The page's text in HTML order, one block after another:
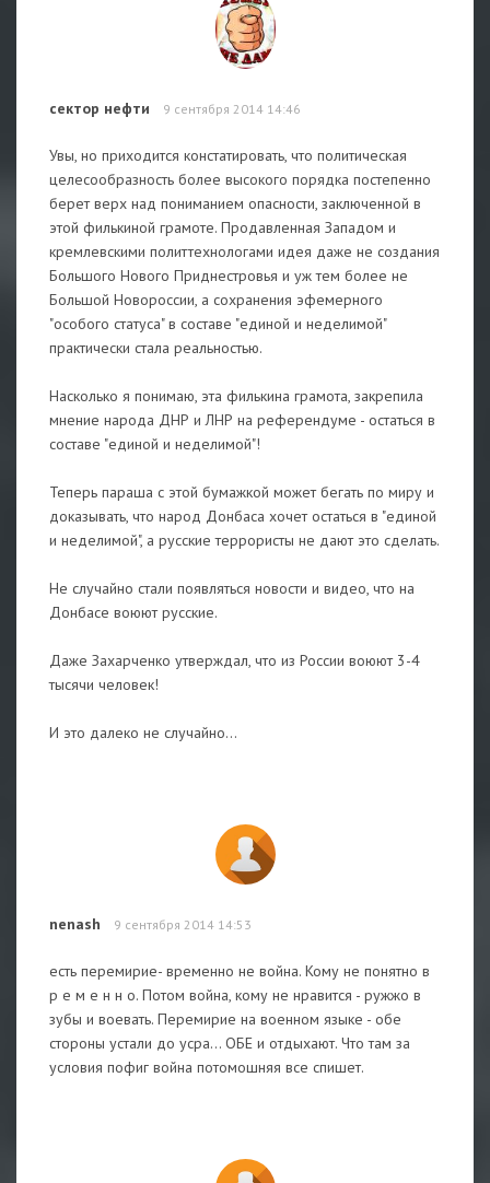
сектор нефти 9 сентября 2014 14:46
Увы, но приходится констатировать, что политическая
целесообразность более высокого порядка постепенно
берет верх над пониманием опасности, заключенной в
этой филькиной грамоте. Продавленная Западом и
кремлевскими политтехнологами идея даже не создания
Большого Нового Приднестровья и уж тем более не
Большой Новороссии, а сохранения эфемерного
"особого статуса" в составе "единой и неделимой"
практически стала реальностью.
Насколько я понимаю, эта филькина грамота, закрепила
мнение народа ДНР и ЛНР на референдуме - остаться в
составе "единой и неделимой"!
Теперь параша с этой бумажкой может бегать по миру и
доказывать, что народ Донбаса хочет остаться в "единой
и неделимой", а русские террористы не дают это сделать.
Не случайно стали появляться новости и видео, что на
Донбасе воюют русские.
Даже Захарченко утверждал, что из России воюют 3-4
тысячи человек!
И это далеко не случайно...
nenash 9 сентября 2014 14:53
есть перемирие- временно не война. Кому не понятно в
р е м е н н о. Потом война, кому не нравится - ружжо в
зубы и воевать. Перемирие на военном языке - обе
стороны устали до усра... ОБЕ и отдыхают. Что там за
условия пофиг война потомошняя все спишет.